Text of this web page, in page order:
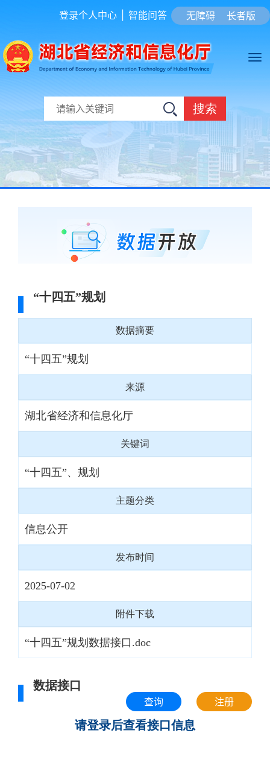
无障碍 长者版
登录个人中心 智能问答
搜索
“十四五”规划
数据摘要
“十四五”规划
来源
湖北省经济和信息化厅
关键词
“十四五”、规划
主题分类
信息公开
发布时间
2025-07-02
附件下载
“十四五”规划数据接口.doc
数据接口
查询 注册
请登录后查看接口信息